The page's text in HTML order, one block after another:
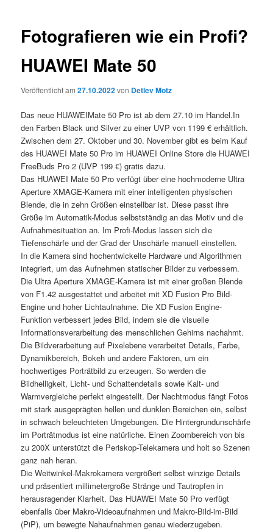
Fotografieren wie ein Profi?
HUAWEI Mate 50
Veröffentlicht am27.10.2022von Detlev Motz
Das neue HUAWEIMate 50 Pro ist ab dem 27.10 im Handel.In
den Farben Black und Silver zu einer UVP von 1199 € erhältlich.
Zwischen dem 27. Oktober und 30. November gibt es beim Kauf
des HUAWEI Mate 50 Pro im HUAWEI Online Store die HUAWEI
FreeBuds Pro 2 (UVP 199 €) gratis dazu.
Das HUAWEI Mate 50 Pro verfügt über eine hochmoderne Ultra
Aperture XMAGE-Kamera mit einer intelligenten physischen
Blende, die in zehn Größen einstellbar ist. Diese passt ihre
Größe im Automatik-Modus selbstständig an das Motiv und die
Aufnahmesituation an. Im Profi-Modus lassen sich die
Tiefenschärfe und der Grad der Unschärfe manuell einstellen.
In die Kamera sind hochentwickelte Hardware und Algorithmen
integriert, um das Aufnehmen statischer Bilder zu verbessern.
Die Ultra Aperture XMAGE-Kamera ist mit einer großen Blende
von F1.42 ausgestattet und arbeitet mit XD Fusion Pro Bild-
Engine und hoher Lichtaufnahme. Die XD Fusion Engine-
Funktion verbessert jedes Bild, indem sie die visuelle
Informationsverarbeitung des menschlichen Gehirns nachahmt.
Die Bildverarbeitung auf Pixelebene verarbeitet Details, Farbe,
Dynamikbereich, Bokeh und andere Faktoren, um ein
hochwertiges Porträtbild zu erzeugen. So werden die
Bildhelligkeit, Licht- und Schattendetails sowie Kalt- und
Warmvergleiche perfekt eingestellt. Der Nachtmodus fängt Fotos
mit stark ausgeprägten hellen und dunklen Bereichen ein, selbst
in schwach beleuchteten Umgebungen. Die Hintergrundunschärfe
im Porträtmodus ist eine natürliche. Einen Zoombereich von bis
zu 200X unterstützt die Periskop-Telekamera und holt so Szenen
ganz nah heran.
Die Weitwinkel-Makrokamera vergrößert selbst winzige Details
und präsentiert millimetergroße Stränge und Tautropfen in
herausragender Klarheit. Das HUAWEI Mate 50 Pro verfügt
ebenfalls über Makro-Videoaufnahmen und Makro-Bild-im-Bild
(PiP), um bewegte Nahaufnahmen genau wiederzugeben.